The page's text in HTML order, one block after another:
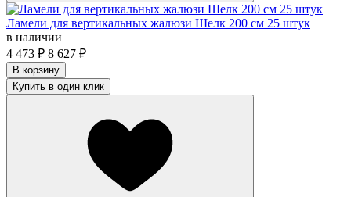
Ламели для вертикальных жалюзи Шелк 200 см 25 штук
в наличии
4 473 ₽ 8 627 ₽
В корзину
Купить в один клик